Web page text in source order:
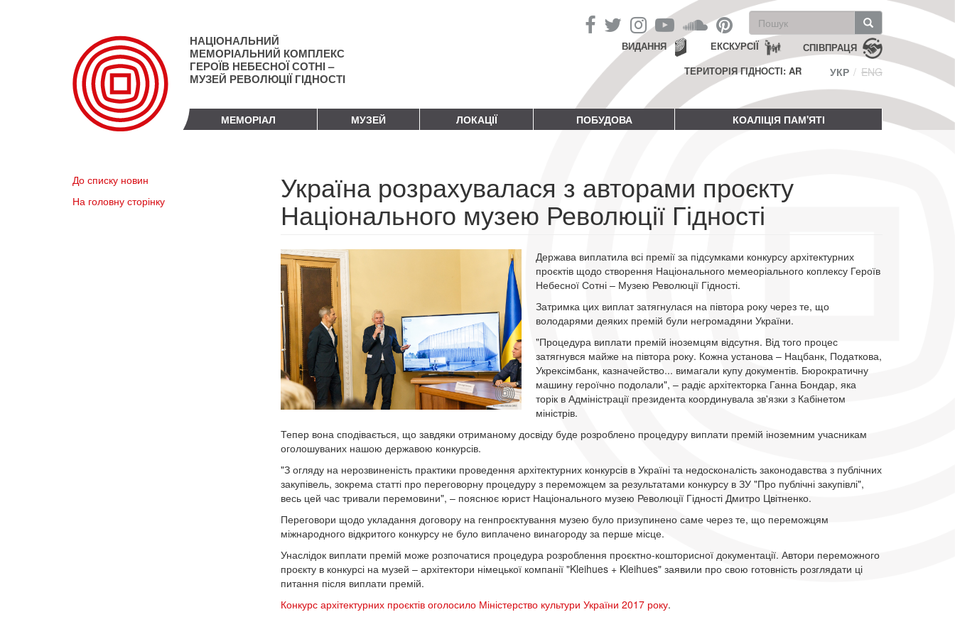
НАЦІОНАЛЬНИЙ
МЕМОРІАЛЬНИЙ КОМПЛЕКС
ГЕРОЇВ НЕБЕСНОЇ СОТНІ –
МУЗЕЙ РЕВОЛЮЦІЇ ГІДНОСТІ
Пошукова
форма
Пошук СПІВПРАЦЯ
ЕКСКУРСІЇ
ВИДАННЯ
ТЕРИТОРІЯ ГІДНОСТІ: AR
УКР ENG
МЕМОРІАЛ МУЗЕЙ ЛОКАЦІЇ ПОБУДОВА КОАЛІЦІЯ ПАМ'ЯТІ
До списку новин
На головну сторінку
Україна розрахувалася з авторами проєкту
Національного музею Революції Гідності
Держава виплатила всі премії за підсумками конкурсу архітектурних
проєктів щодо створення Національного мемеоріального коплексу Героїв
Небесної Сотні – Музею Революції Гідності.
Затримка цих виплат затягнулася на півтора року через те, що
володарями деяких премій були негромадяни України.
"Процедура виплати премій іноземцям відсутня. Від того процес
затягнувся майже на півтора року. Кожна установа – Нацбанк, Податкова,
Укрексімбанк, казначейство... вимагали купу документів. Бюрократичну
машину героїчно подолали", – радіє архітекторка Ганна Бондар, яка
торік в Адміністрації президента координувала зв'язки з Кабінетом
міністрів.
Тепер вона сподівається, що завдяки отриманому досвіду буде розроблено процедуру виплати премій іноземним учасникам
оголошуваних нашою державою конкурсів.
"З огляду на нерозвиненість практики проведення архітектурних конкурсів в Україні та недосконалість законодавства з публічних
закупівель, зокрема статті про переговорну процедуру з переможцем за результатами конкурсу в ЗУ "Про публічні закупівлі",
весь цей час тривали перемовини", – пояснює юрист Національного музею Революції Гідності Дмитро Цвітненко.
Переговори щодо укладання договору на генпроєктування музею було призупинено саме через те, що переможцям
міжнародного відкритого конкурсу не було виплачено винагороду за перше місце.
Унаслідок виплати премій може розпочатися процедура розроблення проєктно-кошторисної документації. Автори переможного
проєкту в конкурсі на музей – архітектори німецької компанії "Kleihues + Kleihues" заявили про свою готовність розглядати ці
питання після виплати премій.
Конкурс архітектурних проєктів оголосило Міністерство культури України 2017 року.